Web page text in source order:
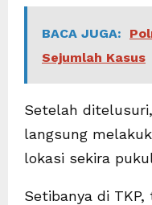
BACA JUGA:
Sejumlah Kasus
Setelah
langsung
lokasi sekira
Setibanya di